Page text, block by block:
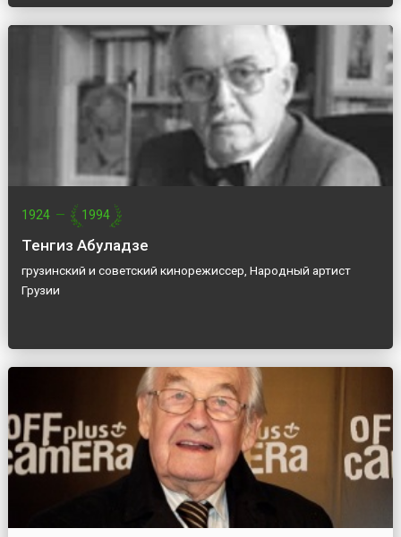
1924 — 1994
Тенгиз Абуладзе
грузинский и советский кинорежиссер, Народный артист
Грузии